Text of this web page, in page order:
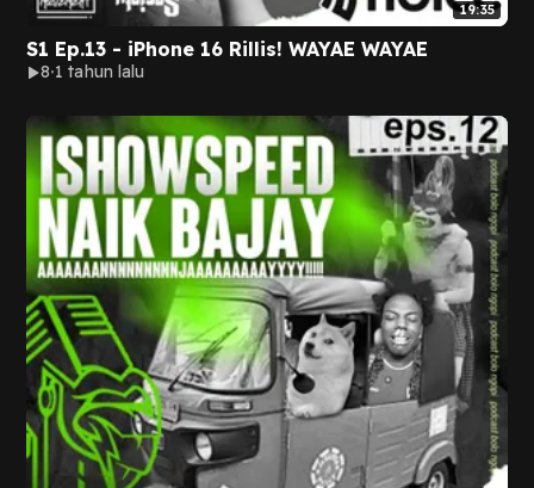
19:35
S1 Ep.13 - iPhone 16 Rillis! WAYAE WAYAE
8 1 tahun lalu